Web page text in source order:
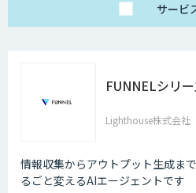
サービ
FUNNELシリ
Lighthouse株式会社
情報収集からアウトプット生成ま
るごと変えるAIエージェントです